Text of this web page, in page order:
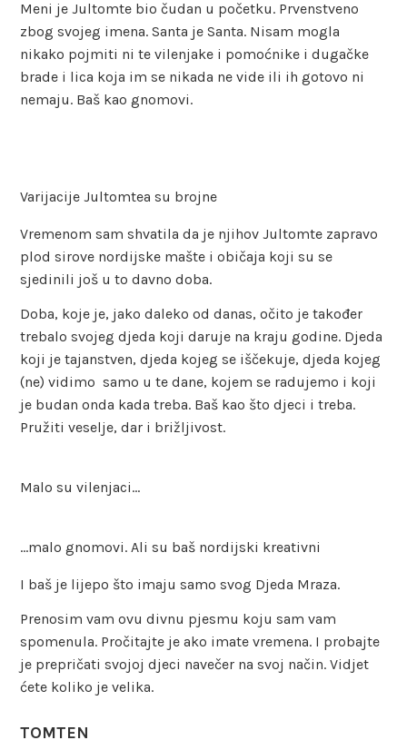
Meni je Jultomte bio čudan u početku. Prvenstveno
zbog svojeg imena. Santa je Santa. Nisam mogla
nikako pojmiti ni te vilenjake i pomoćnike i dugačke
brade i lica koja im se nikada ne vide ili ih gotovo ni
nemaju. Baš kao gnomovi.
Varijacije Jultomtea su brojne
Vremenom sam shvatila da je njihov Jultomte zapravo
plod sirove nordijske mašte i običaja koji su se
sjedinili još u to davno doba.
Doba, koje je, jako daleko od danas, očito je također
trebalo svojeg djeda koji daruje na kraju godine. Djeda
koji je tajanstven, djeda kojeg se iščekuje, djeda kojeg
(ne) vidimo samo u te dane, kojem se radujemo i koji
je budan onda kada treba. Baš kao što djeci i treba.
Pružiti veselje, dar i brižljivost.
Malo su vilenjaci…
…malo gnomovi. Ali su baš nordijski kreativni
I baš je lijepo što imaju samo svog Djeda Mraza.
Prenosim vam ovu divnu pjesmu koju sam vam
spomenula. Pročitajte je ako imate vremena. I probajte
je prepričati svojoj djeci navečer na svoj način. Vidjet
ćete koliko je velika.
TOMTEN